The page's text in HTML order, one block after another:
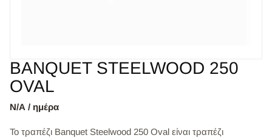
BANQUET STEELWOOD 250
OVAL
Ν/Α / ημέρα
Το τραπέζι Banquet Steelwood 250 Oval είναι τραπέζι